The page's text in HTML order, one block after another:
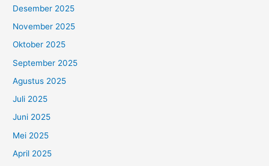
Desember 2025
November 2025
Oktober 2025
September 2025
Agustus 2025
Juli 2025
Juni 2025
Mei 2025
April 2025